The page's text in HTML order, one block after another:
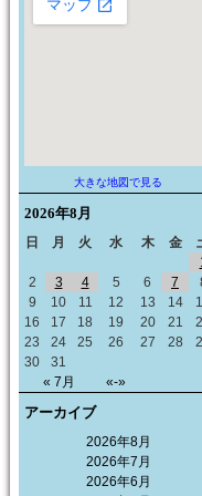
大きな地図で見る
2026年8月
日 月 火 水 木 金
« 7月 «-»
2
3 4 5 6 7
9
10 11 12 13 14
16
17 18 19 20 21
23
24 25 26 27 28
30
31
アーカイブ
2026年8月
2026年7月
2026年6月